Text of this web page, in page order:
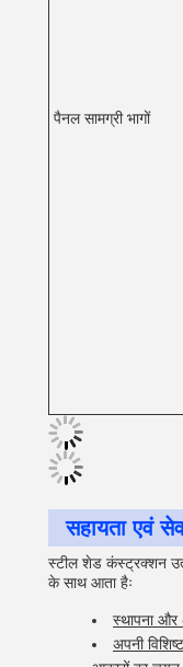
पैनल सामग्री भागों
सहायता एवं
स्टील शेड कंस्ट्रक्शन
के साथ आता हैः
स्थापना और
अपनी